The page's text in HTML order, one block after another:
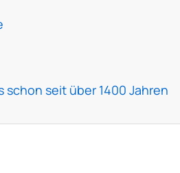
seit über 1400 Jahren